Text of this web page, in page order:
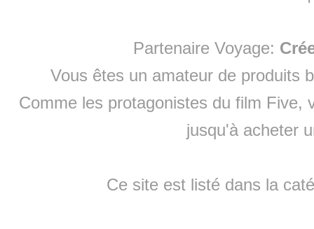
Partenaire Voyage:
Vous êtes un amateur de produits
Comme les protagonistes du film Five,
jusqu'à acheter
Ce site est listé dans la